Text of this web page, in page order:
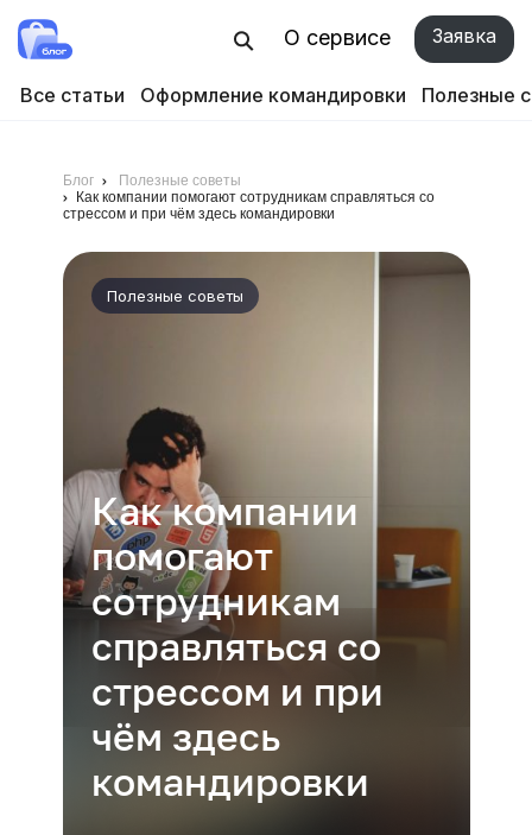
О сервисе Заявка
Все статьи Оформление командировки Полезные
Блог
Полезные советы
Как компании помогают сотрудникам справляться со
стрессом и при чём здесь командировки
Полезные советы
Как компании
помогают
сотрудникам
справляться со
стрессом и при
чём здесь
командировки